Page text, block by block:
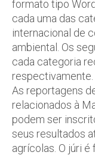
formato tipo
cada uma das
internacional de
ambiental. Os
cada categoria
respectivamente.
As reportagens
relacionados à
podem ser
seus resultados
agrícolas. O júri